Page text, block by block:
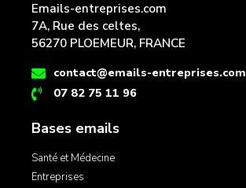
Emails-entreprises.com
7A, Rue des celtes,
56270 PLOEMEUR, FRANCE
contact@emails-entreprises.com
07 82 75 11 96
Bases emails
Santé et Médecine
Entreprises